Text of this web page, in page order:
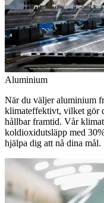
Aluminium
När du väljer aluminium
klimateffektivt, vilket gör
hållbar framtid. Vår
koldioxidutsläpp med
hjälpa dig att nå dina mål.